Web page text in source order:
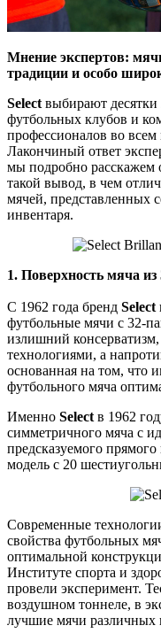
Мнение экспертов:
традиции и особо
Select выбирают
футбольных клубов и
профессионалов во
Лакончиный ответ
мы подробно расскажем
такой вывод, в чем
мячей, представленных
инвентаря.
1. Поверхность мяча из
С 1962 года бренд Select
футбольные мячи с 32-
излишний
технологиями, а
основанная на том, что
футбольного мяча
Именно Select в 1962
симметричного мяча с
предсказуемого
модель с 20
Современные
свойства футбольных
оптимальной
Институте спорта и
провели эксперимент.
воздушном тоннеле, в
лучшие мячи различных